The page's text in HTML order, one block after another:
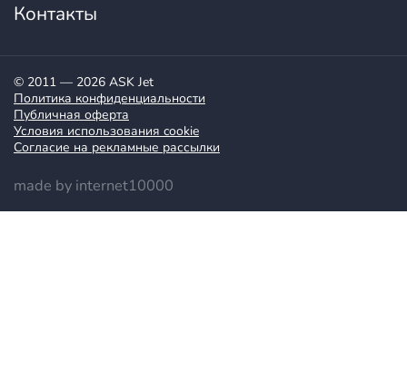
Контакты
© 2011 — 2026 ASK Jet
Политика конфиденциальности
Публичная оферта
Условия использования cookie
Согласие на рекламные рассылки
made by internet10000